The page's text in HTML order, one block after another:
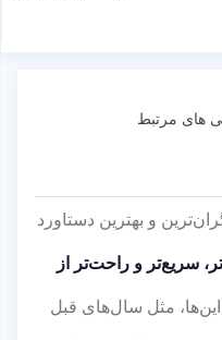
های مرتبط
و بهترین دستاورد
سریع‌تر و راحت‌تر از
این‌ها، مثل سال‌های قبل